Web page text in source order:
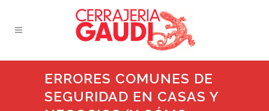
ERRORES COMUNES DE
SEGURIDAD EN CASAS Y